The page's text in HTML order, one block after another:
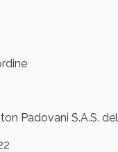
Padovani S.A.S.